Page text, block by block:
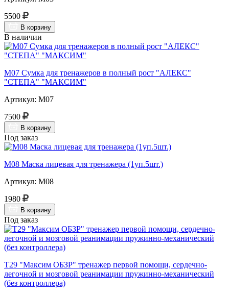
5500
В корзину
В наличии
М07 Сумка для тренажеров в полный рост "АЛЕКС"
"СТЕПА" "МАКСИМ"
Артикул: М07
7500
В корзину
Под заказ
М08 Маска лицевая для тренажера (1уп.5шт.)
Артикул: М08
1980
В корзину
Под заказ
Т29 "Максим ОБЗР" тренажер первой помощи, сердечно-
легочной и мозговой реанимации пружинно-механический
(без контроллера)